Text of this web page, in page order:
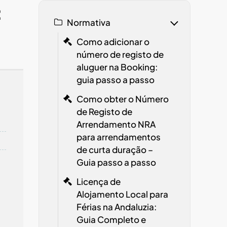
Normativa
Como adicionar o
número de registo de
aluguer na Booking:
guia passo a passo
Como obter o Número
de Registo de
ArrendamentoNRA
para arrendamentos
de curta duração –
Guia passo a passo
Licença de
Alojamento Local para
Férias na Andaluzia:
Guia Completo e